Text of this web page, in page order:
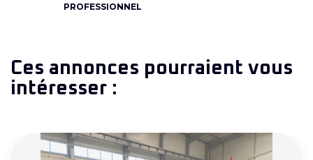
PROFESSIONNEL
Ces annonces pourraient vous
intéresser :